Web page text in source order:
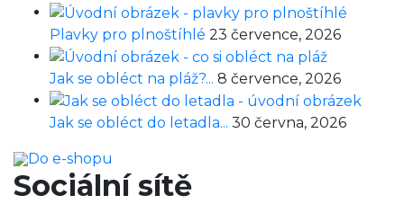
Plavky pro plnoštíhlé 23 července, 2026
Jak se obléct na pláž?... 8 července, 2026
Jak se obléct do letadla... 30 června, 2026
Do e-shopu
Sociální sítě